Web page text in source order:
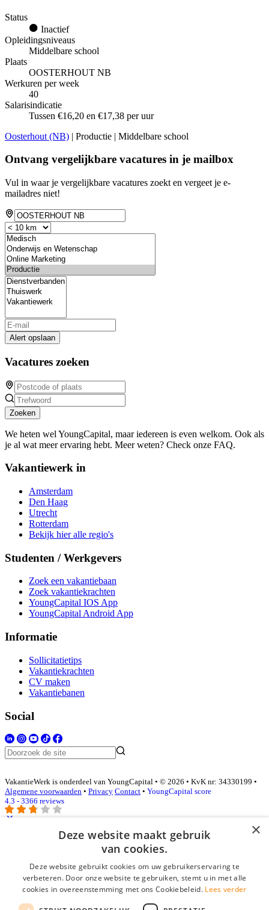
Status
Inactief
Opleidingsniveaus
Middelbare school
Plaats
OOSTERHOUT NB
Werkuren per week
40
Salarisindicatie
Tussen €16,20 en €17,38 per uur
Oosterhout (NB) | Productie | Middelbare school
Ontvang vergelijkbare vacatures in je mailbox
Vul in waar je vergelijkbare vacatures zoekt en vergeet je e-
mailadres niet!
Alert opslaan
Vacatures zoeken
Zoeken
We heten wel YoungCapital, maar iedereen is even welkom. Ook als
je al wat meer ervaring hebt. Meer weten? Check onze FAQ.
Vakantiewerk in
Amsterdam
Den Haag
Utrecht
Rotterdam
Bekijk hier alle regio's
Studenten / Werkgevers
Zoek een vakantiebaan
Zoek vakantiekrachten
YoungCapital IOS App
YoungCapital Android App
Informatie
Sollicitatietips
Vakantiekrachten
CV maken
Vakantiebanen
Social
VakantieWerk is onderdeel van YoungCapital • © 2026 • KvK nr: 34330199 •
Algemene voorwaarden • Privacy Contact • YoungCapital score
4.3 - 3366 reviews
Inloggen als bedrijf
E-mail*
Wachtwoord
×
Deze website maakt gebruik
van cookies.
Deze website gebruikt cookies om uw gebruikerservaring te
verbeteren. Door onze website te gebruiken, stemt u in met alle
cookies in overeenstemming met ons Cookiebeleid. Lees verder